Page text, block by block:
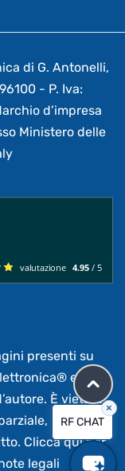
di G. Antonelli,
- P. Iva:
d’impresa
Ministero delle
valutazione 4.95 / 5
presenti su
e sono
È vietata
non
Clicca qui per
legali
RF CHAT
×